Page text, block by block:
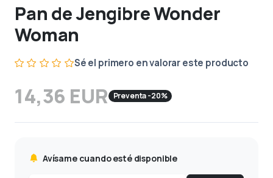
Pan de Jengibre Wonder
Woman
Sé el primero en valorar este producto
14,36 EUR Preventa -20%
Avísame cuando esté disponible